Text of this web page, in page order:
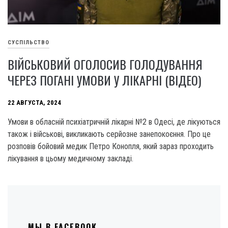
СУСПІЛЬСТВО
ВІЙСЬКОВИЙ ОГОЛОСИВ ГОЛОДУВАННЯ
ЧЕРЕЗ ПОГАНІ УМОВИ У ЛІКАРНІ (ВІДЕО)
22 АВГУСТА, 2024
Умови в обласній психіатричній лікарні №2 в Одесі, де лікуються
також і військові, викликають серйозне занепокоєння. Про це
розповів бойовий медик Петро Конопля, який зараз проходить
лікування в цьому медичному закладі.